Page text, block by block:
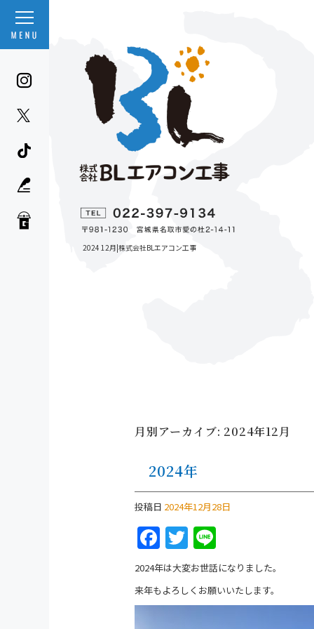
2024 12月|株式会社BLエアコン工事
月別アーカイブ: 2024年12月
2024年
投稿日 2024年12月28日
F
a
c
e
T
w
itt
er
n
e
2024年は大変お世話になりました。
来年もよろしくお願いいたします。